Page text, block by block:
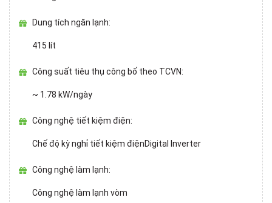
Dung tích ngăn lạnh:
415 lít
Công suất tiêu thụ công bố theo TCVN:
~ 1.78 kW/ngày
Công nghệ tiết kiệm điện:
Chế độ kỳ nghỉ tiết kiệm điệnDigital Inverter
Công nghệ làm lạnh:
Công nghệ làm lạnh vòm